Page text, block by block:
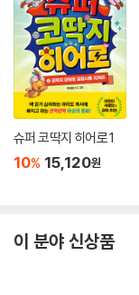
슈퍼 코딱지 히어로 1
10% 15,120원
이 분야 신상품